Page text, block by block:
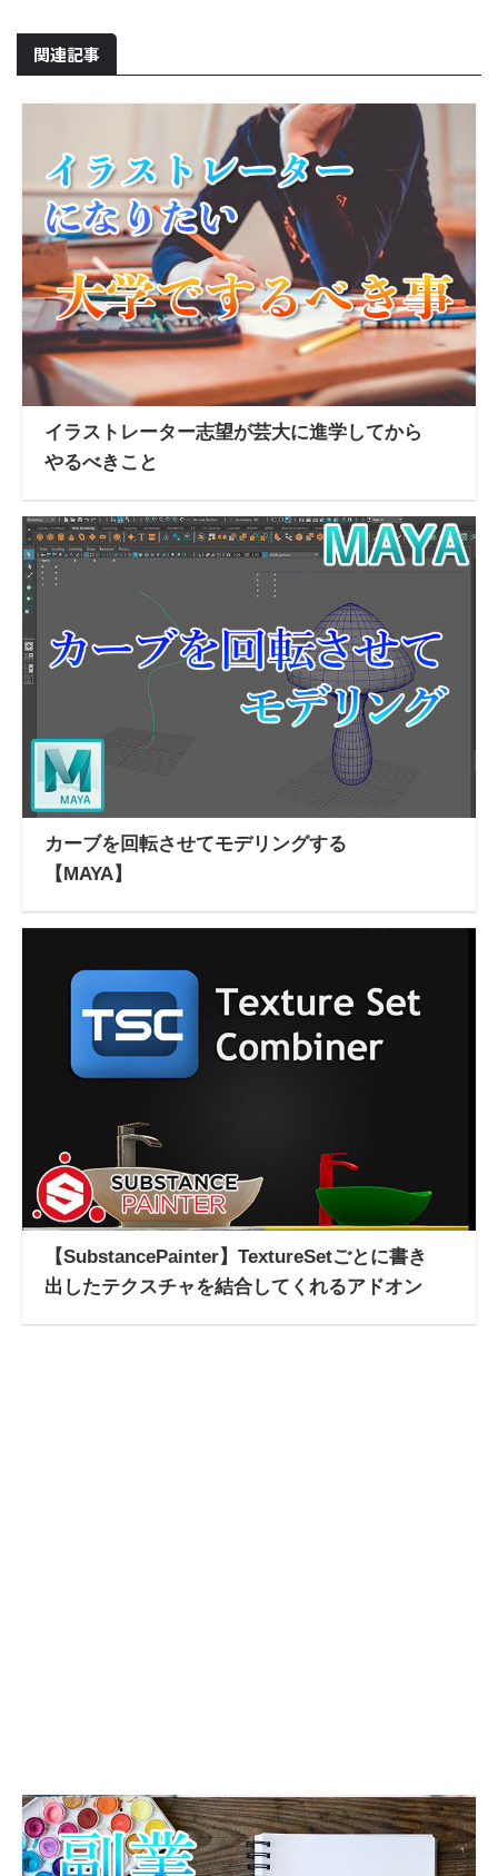
関連記事
イラストレーター志望が芸大に進学してから
やるべきこと
カーブを回転させてモデリングする
【MAYA】
【SubstancePainter】TextureSetごとに書き
出したテクスチャを結合してくれるアドオン